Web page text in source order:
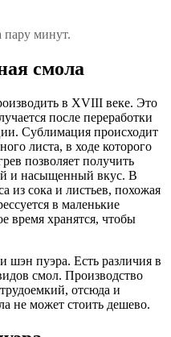
минут.
смола
в XVIII веке. Это
после переработки
Сублимация происходит
листа, в ходе которого
позволяет получить
и насыщенный вкус. В
из сока и листьев, похожая
в маленькие
время хранятся, чтобы
пуэра. Есть различия в
смол. Производство
отсюда и
не может стоить дешево.